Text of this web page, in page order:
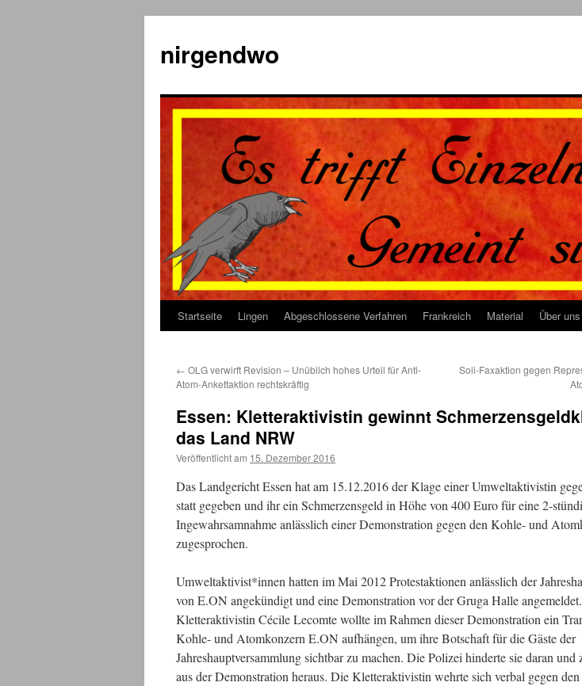
springen
nirgendwo
Startseite Lingen Abgeschlossene Verfahren Frankreich Material Über uns
← OLG verwirft Revision – Unüblich hohes Urteil für Anti-
Atom-Ankettaktion rechtskräftig
Soli-Faxaktion gegen
Essen: Kletteraktivistin gewinnt
das Land NRW
Veröffentlicht am 15. Dezember 2016
Das Landgericht Essen hat am 15.12.2016 der Klage einer Umweltaktivistin
statt gegeben und ihr ein Schmerzensgeld in Höhe von 400 Euro für eine 2-
Ingewahrsamnahme anlässlich einer Demonstration gegen den Kohle- und
zugesprochen.
Umweltaktivist*innen hatten im Mai 2012 Protestaktionen anlässlich der
von E.ON angekündigt und eine Demonstration vor der Gruga Halle angemeldet.
Kletteraktivistin Cécile Lecomte wollte im Rahmen dieser Demonstration ein
Kohle- und Atomkonzern E.ON aufhängen, um ihre Botschaft für die Gäste der
Jahreshauptversammlung sichtbar zu machen. Die Polizei hinderte sie daran
aus der Demonstration heraus. Die Kletteraktivistin wehrte sich verbal gegen